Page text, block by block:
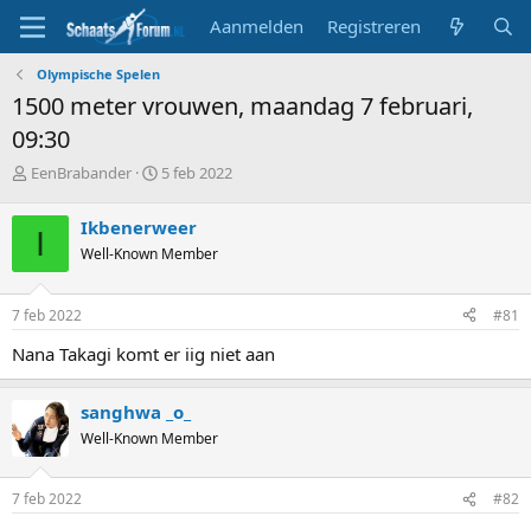
Aanmelden Registreren
Olympische Spelen
1500 meter vrouwen, maandag 7 februari,
09:30
T
p
s
t
a
t
e
EenBrabander
S
r
t
a
m
5 feb 2022
I Ikbenerweer
Well-Known Member
7 feb 2022 #81
Nana Takagi komt er iig niet aan
sanghwa _o_
Well-Known Member
7 feb 2022 #82